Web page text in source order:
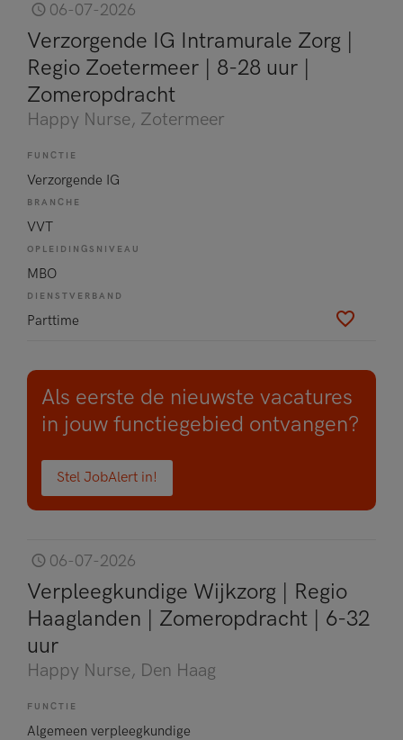
06-07-2026
Verzorgende IG Intramurale Zorg |
Regio Zoetermeer | 8-28 uur |
Zomeropdracht
Happy Nurse, Zotermeer
FUNCTIE
Verzorgende IG
BRANCHE
VVT
OPLEIDINGSNIVEAU
MBO
DIENSTVERBAND
Parttime
Als eerste de nieuwste vacatures
in jouw functiegebied ontvangen?
Stel JobAlert in!
06-07-2026
Verpleegkundige Wijkzorg | Regio
Haaglanden | Zomeropdracht | 6-32
uur
Happy Nurse, Den Haag
FUNCTIE
Algemeen verpleegkundige